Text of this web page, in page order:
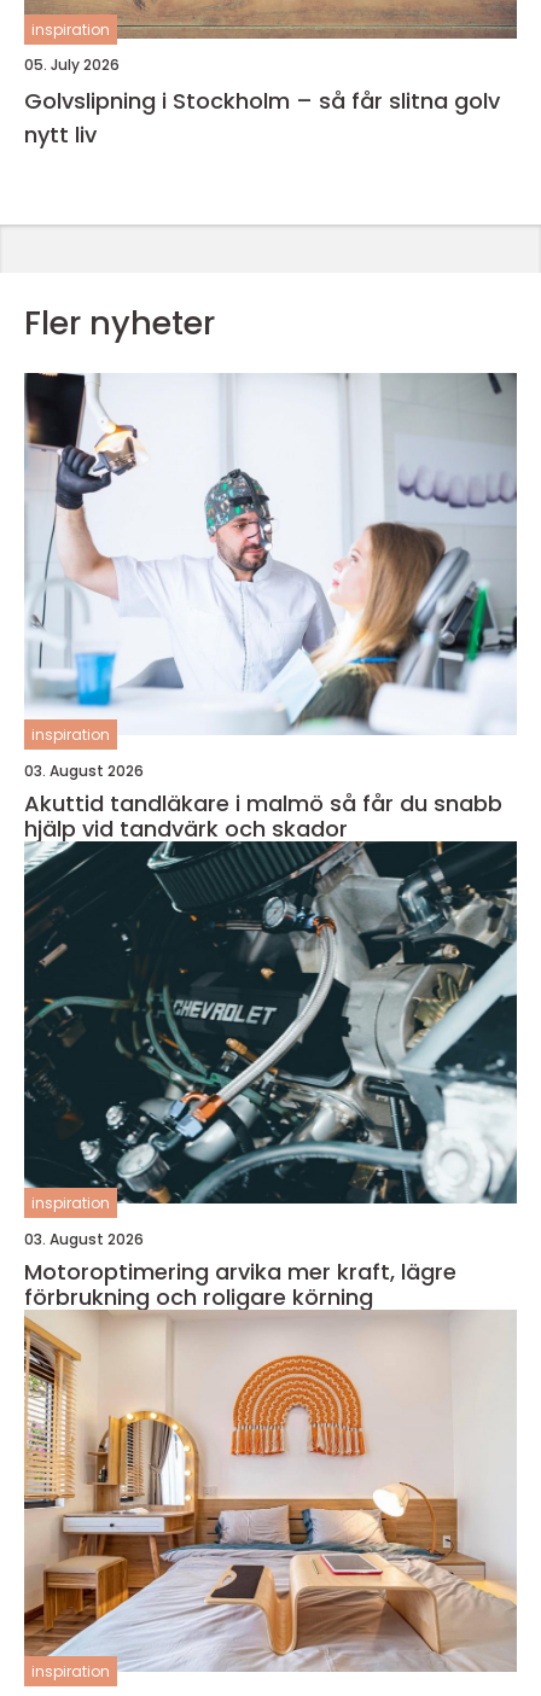
inspiration
05. July 2026
Golvslipning i Stockholm – så får slitna golv
nytt liv
Fler nyheter
inspiration
03. August 2026
Akuttid tandläkare i malmö så får du snabb
hjälp vid tandvärk och skador
inspiration
03. August 2026
Motoroptimering arvika mer kraft, lägre
förbrukning och roligare körning
inspiration